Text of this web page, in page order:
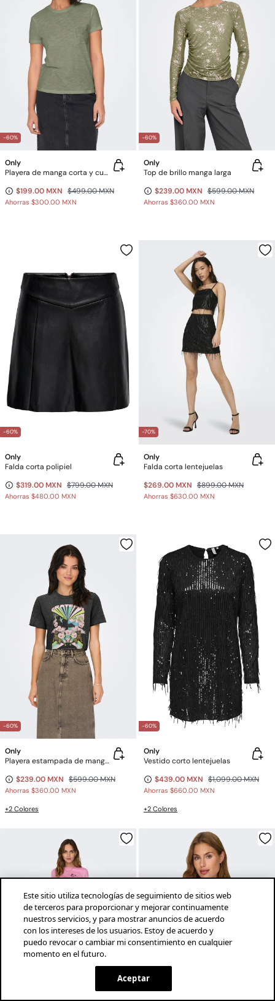
-60%
Only
Playera de manga corta y cuello redondo
$199.00 MXN $499.00 MXN
Ahorras $300.00 MXN
-60%
Only
Top de brillo manga larga
$239.00 MXN $599.00 MXN
Ahorras $360.00 MXN
-60%
Only
Falda corta polipiel
$319.00 MXN $799.00 MXN
Ahorras $480.00 MXN
-70%
Only
Falda corta lentejuelas
$269.00 MXN $899.00 MXN
Ahorras $630.00 MXN
-60%
Only
Playera estampada de manga corta
$239.00 MXN $599.00 MXN
Ahorras $360.00 MXN
+2 Colores
-60%
Only
Vestido corto lentejuelas
$439.00 MXN $1,099.00 MXN
Ahorras $660.00 MXN
+2 Colores
¡descarga la app!
Este sitio utiliza tecnologías de seguimiento de sitios web
de terceros para proporcionar y mejorar continuamente
nuestros servicios, y para mostrar anuncios de acuerdo
con los intereses de los usuarios. Estoy de acuerdo y
puedo revocar o cambiar mi consentimiento en cualquier
momento en el futuro.
Aceptar